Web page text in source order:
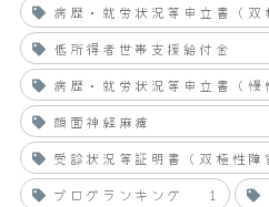
病歴・就労状況等申立書（双
低所得者世帯支援給付金
病歴・就労状況等申立書（慢
顔面神経麻痺
受診状況等証明書（双極性障
ブログランキング
1